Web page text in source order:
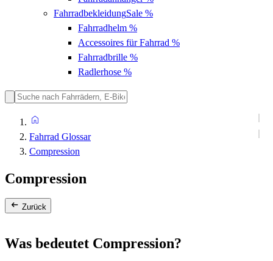
FahrradbekleidungSale %
Fahrradhelm %
Accessoires für Fahrrad %
Fahrradbrille %
Radlerhose %
Fahrrad Glossar
Compression
Compression
Zurück
Was bedeutet Compression?